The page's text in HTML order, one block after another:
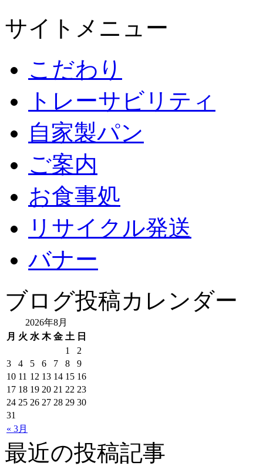
サイトメニュー
こだわり
トレーサビリティ
自家製パン
ご案内
お食事処
リサイクル発送
バナー
ブログ投稿カレンダー
2026年8月
月 火 水 木 金 土 日
« 3月
1
2
3
4 5 6 7 8
9
10 11 12 13 14 15 16
17 18 19 20 21 22 23
24 25 26 27 28 29 30
31
最近の投稿記事